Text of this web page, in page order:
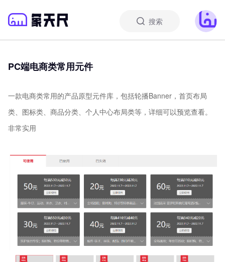
搜索
PC端电商类常用元件
一款电商类常用的产品原型元件库，包括轮播Banner，首页布局
类、图标类、商品分类、个人中心布局类等，详细可以预览查看。
非常实用